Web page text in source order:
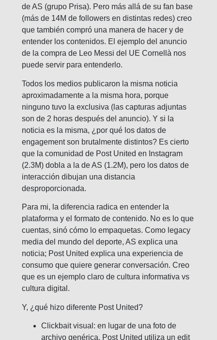
de AS (grupo Prisa). Pero más allá de su fan base
(más de 14M de followers en distintas redes) creo
que también compró una manera de hacer y de
entender los contenidos. El ejemplo del anuncio
de la compra de Leo Messi del UE Cornellà nos
puede servir para entenderlo.
Todos los medios publicaron la misma noticia
aproximadamente a la misma hora, porque
ninguno tuvo la exclusiva (las capturas adjuntas
son de 2 horas después del anuncio). Y si la
noticia es la misma, ¿por qué los datos de
engagement son brutalmente distintos? Es cierto
que la comunidad de Post United en Instagram
(2.3M) dobla a la de AS (1.2M), pero los datos de
interacción dibujan una distancia
desproporcionada.
Para mi, la diferencia radica en entender la
plataforma y el formato de contenido. No es lo que
cuentas, sinó cómo lo empaquetas. Como legacy
media del mundo del deporte, AS explica una
noticia; Post United explica una experiencia de
consumo que quiere generar conversación. Creo
que es un ejemplo claro de cultura informativa vs
cultura digital.
Y, ¿qué hizo diferente Post United?
Clickbait visual: en lugar de una foto de
archivo genérica, Post United utiliza un edit